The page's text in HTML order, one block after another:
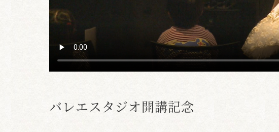
バレエスタジオ開講記念